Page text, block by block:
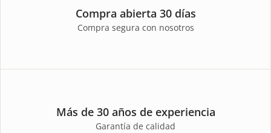
Compra abierta 30 días
Compra segura con nosotros
Más de 30 años de experiencia
Garantía de calidad